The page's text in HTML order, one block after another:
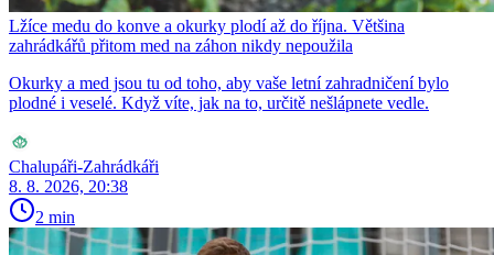
Lžíce medu do konve a okurky plodí až do října. Většina
zahrádkářů přitom med na záhon nikdy nepoužila
Okurky a med jsou tu od toho, aby vaše letní zahradničení bylo
plodné i veselé. Když víte, jak na to, určitě nešlápnete vedle.
Chalupáři-Zahrádkáři
8. 8. 2026, 20:38
2 min